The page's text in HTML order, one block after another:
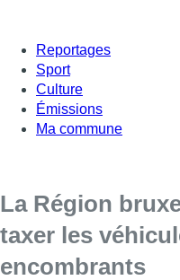
Reportages
Sport
Culture
Émissions
Ma commune
La Région
taxer les
encombrants